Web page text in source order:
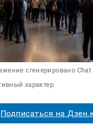
сгенерировано Chat
характер
Подписаться на